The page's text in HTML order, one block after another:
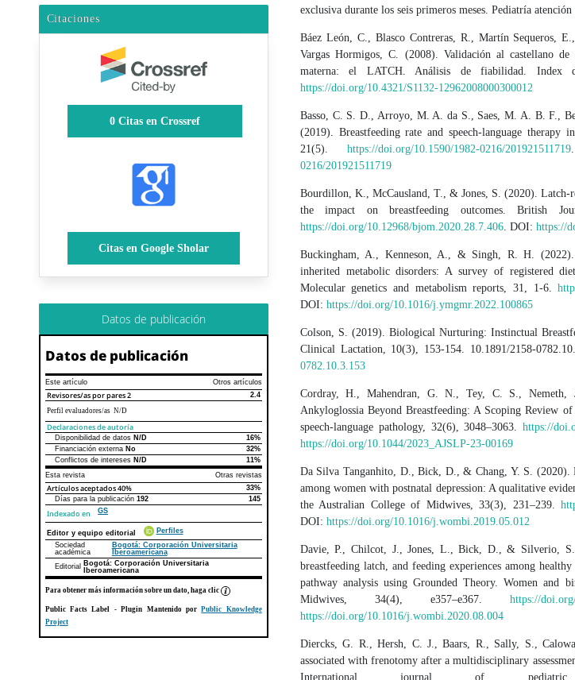
Citaciones
0Citas en Crossref
Citas en Google Sholar
Datos de publicación
Datos de publicación
Este artículo Otros artículos
Revisores/as por pares2
2.4
Perfil evaluadores/as N/D
Declaraciones de autoría
Declaraciones de autoríaEste artículo
Disponibilidad de datos N/D
16%
Financiación externa No
32%
Conflictos de intereses N/D
11%
Esta revista
Otras revistas
Artículos aceptados40%
33%
Días para la publicación 192 145
Indexado en GS
Editor y equipo editorial
Perfiles
Sociedad
académica
Bogotá: Corporación Universitaria
Iberoamericana
Editorial
Bogotá: Corporación Universitaria
Iberoamericana
Para obtener más información sobre un dato, haga clic
Public Facts Label - Plugin Mantenido porPublic Knowledge
Project
exclusiva durante los seis primeros meses. Pediatría
Báez León, C., Blasco Contreras, R., Martín Sequeros,
Vargas Hormigos, C. (2008). Validación al castellano
materna: el LATCH. Análisis de fiabilidad. Index
https://doi.org/10.4321/S1132-12962008000300012
Basso, C. S. D., Arroyo, M. A. da S., Saes, M. A. B. F.,
(2019). Breastfeeding rate and speech-language therapy
21(5). https://doi.org/10.1590/1982-0216/201921511719
0216/201921511719
Bourdillon, K., McCausland, T., & Jones, S. (2020). Latch-
the impact on breastfeeding outcomes. British
https://doi.org/10.12968/bjom.2020.28.7.406. DOI: https://
Buckingham, A., Kenneson, A., & Singh, R. H.
inherited metabolic disorders: A survey of registered
Molecular genetics and metabolism reports, 31, 1-6.
DOI: https://doi.org/10.1016/j.ymgmr.2022.100865
Colson, S. (2019). Biological Nurturing: Instinctual
Clinical Lactation, 10(3), 153-154. 10.1891/2158-
0782.10.3.153
Cordray, H., Mahendran, G. N., Tey, C. S.,
Ankyloglossia Beyond Breastfeeding: A Scoping Review
speech-language pathology, 32(6), 3048–3063.https://
https://doi.org/10.1044/2023_AJSLP-23-00169
Da Silva Tanganhito, D., Bick, D., & Chang, Y. S. (2020).
among women with postnatal depression: A qualitative
the Australian College of Midwives, 33(3), 231–239.
DOI: https://doi.org/10.1016/j.wombi.2019.05.012
Davie, P., Chilcot, J., Jones, L., Bick, D., & Silverio,
breastfeeding latch, and feeding experiences among
pathway analysis using Grounded Theory. Women and
Midwives, 34(4), e357–e367.https://
https://doi.org/10.1016/j.wombi.2020.08.004
Diercks, G. R., Hersh, C. J., Baars, R., Sally, S.,
associated with frenotomy after a multidisciplinary
International journal of pediatric